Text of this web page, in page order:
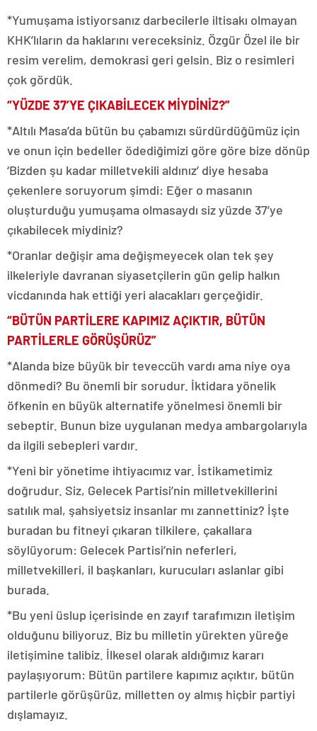
*Yumuşama istiyorsanız darbecilerle iltisakı olmayan
KHK’lıların da haklarını vereceksiniz. Özgür Özel ile bir
resim verelim, demokrasi geri gelsin. Biz o resimleri
çok gördük.
“YÜZDE 37’YE ÇIKABİLECEK MİYDİNİZ?”
*Altılı Masa’da bütün bu çabamızı sürdürdüğümüz için
ve onun için bedeller ödediğimizi göre göre bize dönüp
‘Bizden şu kadar milletvekili aldınız’ diye hesaba
çekenlere soruyorum şimdi: Eğer o masanın
oluşturduğu yumuşama olmasaydı siz yüzde 37’ye
çıkabilecek miydiniz?
*Oranlar değişir ama değişmeyecek olan tek şey
ilkeleriyle davranan siyasetçilerin gün gelip halkın
vicdanında hak ettiği yeri alacakları gerçeğidir.
“BÜTÜN PARTİLERE KAPIMIZ AÇIKTIR, BÜTÜN
PARTİLERLE GÖRÜŞÜRÜZ”
*Alanda bize büyük bir teveccüh vardı ama niye oya
dönmedi? Bu önemli bir sorudur. İktidara yönelik
öfkenin en büyük alternatife yönelmesi önemli bir
sebeptir. Bunun bize uygulanan medya ambargolarıyla
da ilgili sebepleri vardır.
*Yeni bir yönetime ihtiyacımız var. İstikametimiz
doğrudur. Siz, Gelecek Partisi’nin milletvekillerini
satılık mal, şahsiyetsiz insanlar mı zannettiniz? İşte
buradan bu fitneyi çıkaran tilkilere, çakallara
söylüyorum: Gelecek Partisi’nin neferleri,
milletvekilleri, il başkanları, kurucuları aslanlar gibi
burada.
*Bu yeni üslup içerisinde en zayıf tarafımızın iletişim
olduğunu biliyoruz. Biz bu milletin yürekten yüreğe
iletişimine talibiz. İlkesel olarak aldığımız kararı
paylaşıyorum: Bütün partilere kapımız açıktır, bütün
partilerle görüşürüz, milletten oy almış hiçbir partiyi
dışlamayız.